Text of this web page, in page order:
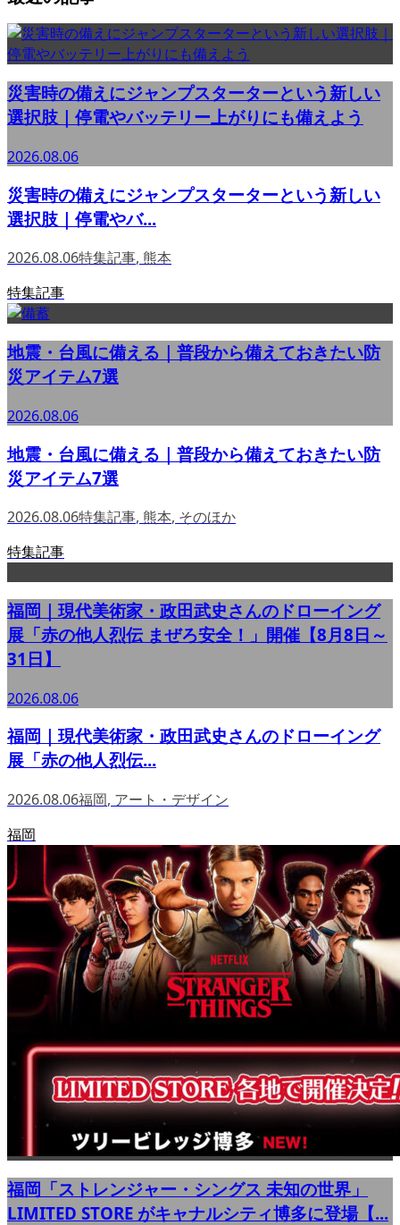
災害時の備えにジャンプスターターという新しい
選択肢｜停電やバッテリー上がりにも備えよう
2026.08.06
災害時の備えにジャンプスターターという新しい
選択肢｜停電やバ...
2026.08.06特集記事, 熊本
特集記事
地震・台風に備える｜普段から備えておきたい防
災アイテム7選
2026.08.06
地震・台風に備える｜普段から備えておきたい防
災アイテム7選
2026.08.06特集記事, 熊本, そのほか
特集記事
福岡｜現代美術家・政田武史さんのドローイング
展「赤の他人烈伝 まぜろ安全！」開催【8月8日～
31日】
2026.08.06
福岡｜現代美術家・政田武史さんのドローイング
展「赤の他人烈伝...
2026.08.06福岡, アート・デザイン
福岡
福岡「ストレンジャー・シングス 未知の世界」
LIMITED STORE がキャナルシティ博多に登場【...